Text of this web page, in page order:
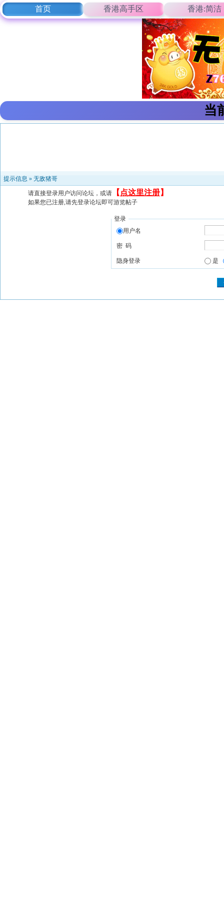
首页 香港高手区 香港:简洁
当
提示信息 » 无敌猪哥
请直接登录用户访问论坛，或请 【 点这里注册】
如果您已注册,请先登录论坛即可游览帖子
登录
用户名
密 码
隐身登录 是